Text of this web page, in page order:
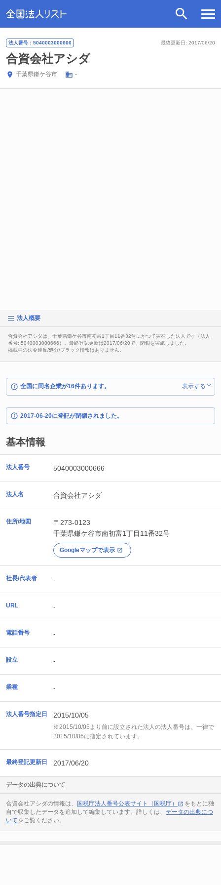
最終更新日: 2017/06/20
法人番号：5040003000666
合資会社アシダ
千葉県鎌ケ谷市 -
法人概要
合資会社アシダは、千葉県鎌ケ谷市南初富1丁目11番32号にかつて実在した法人です（法人
番号: 5040003000666）。最終登記更新は2017/06/20で、閉鎖を実施しました。
掲載中の法令違反/処分/ブラック情報はありません。
全国に同名企業が16件あります。 表示する
2017-06-20に登記が閉鎖されました。
基本情報
法人番号 5040003000666
法人名 合資会社アシダ
住所/地図
〒273-0123
千葉県鎌ケ谷市南初富1丁目11番32号
Googleマップで表示
社長/代表者 -
URL -
電話番号 -
設立 -
業種 -
法人番号指定日 2015/10/05
※2015/10/05より前に設立された法人の法人番号は、一律で
2015/10/05に指定されています。
最終登記更新日 2017/06/20
データの出典について
合資会社アシダの情報は、 国税庁法人番号公表サイト（国税庁）
をもとに独
自で収集したデータを追加して編集しています。詳しくは、 データの出典につ
いてをご覧ください。